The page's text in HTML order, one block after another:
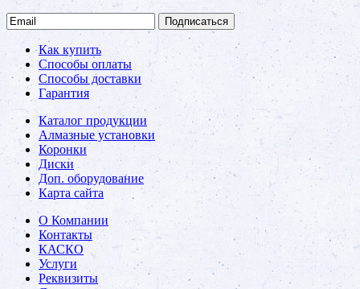
Подписаться
Как купить
Способы оплаты
Способы доставки
Гарантия
Каталог продукции
Алмазные установки
Коронки
Диски
Доп. оборудование
Карта сайта
О Компании
Контакты
КАСКО
Услуги
Реквизиты